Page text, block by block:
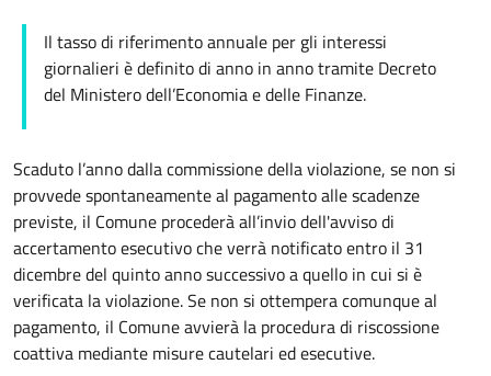
Il tasso di riferimento annuale per gli interessi
giornalieri è definito di anno in anno tramite Decreto
del Ministero dell’Economia e delle Finanze.
Scaduto l’anno dalla commissione della violazione, se non si
provvede spontaneamente al pagamento alle scadenze
previste, il Comune procederà all’invio dell'avviso di
accertamento esecutivo che verrà notificato entro il 31
dicembre del quinto anno successivo a quello in cui si è
verificata la violazione. Se non si ottempera comunque al
pagamento, il Comune avvierà la procedura di riscossione
coattiva mediante misure cautelari ed esecutive.